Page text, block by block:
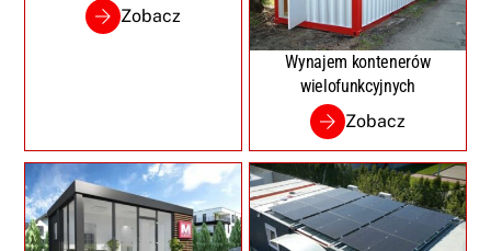
Zobacz
Wynajem kontenerów
wielofunkcyjnych
Zobacz